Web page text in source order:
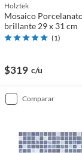
Holztek
Mosaico
brillante 29 x 31 cm
(1)
$319 c/u
comparar